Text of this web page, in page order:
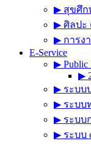
▶︎ สุขศึก
▶︎ ศิลปะ
▶︎ การง
E-Service
▶︎ Public
▶︎
▶︎ ระบบ
▶︎ ระบบ
▶︎ ระบบ
▶︎ ระบบ